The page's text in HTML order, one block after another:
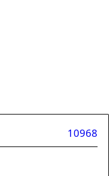
10968